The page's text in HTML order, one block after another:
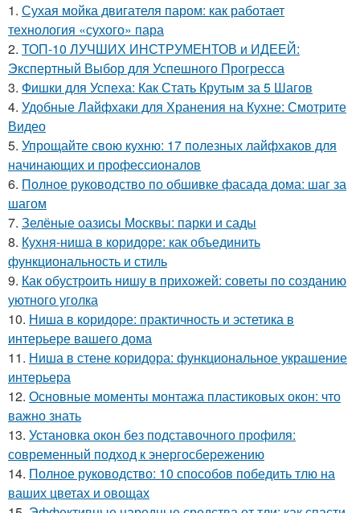
1. Сухая мойка двигателя паром: как работает
технология «сухого» пара
2. ТОП-10 ЛУЧШИХ ИНСТРУМЕНТОВ и ИДЕЕЙ:
Экспертный Выбор для Успешного Прогресса
3. Фишки для Успеха: Как Стать Крутым за 5 Шагов
4. Удобные Лайфхаки для Хранения на Кухне: Смотрите
Видео
5. Упрощайте свою кухню: 17 полезных лайфхаков для
начинающих и профессионалов
6. Полное руководство по обшивке фасада дома: шаг за
шагом
7. Зелёные оазисы Москвы: парки и сады
8. Кухня-ниша в коридоре: как объединить
функциональность и стиль
9. Как обустроить нишу в прихожей: советы по созданию
уютного уголка
10. Ниша в коридоре: практичность и эстетика в
интерьере вашего дома
11. Ниша в стене коридора: функциональное украшение
интерьера
12. Основные моменты монтажа пластиковых окон: что
важно знать
13. Установка окон без подставочного профиля:
современный подход к энергосбережению
14. Полное руководство: 10 способов победить тлю на
ваших цветах и овощах